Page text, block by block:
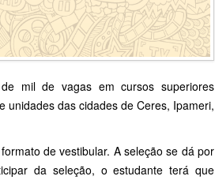
mil de vagas em cursos superiores
unidades das cidades de Ceres, Ipameri,
de vestibular. A seleção se dá por
da seleção, o estudante terá que